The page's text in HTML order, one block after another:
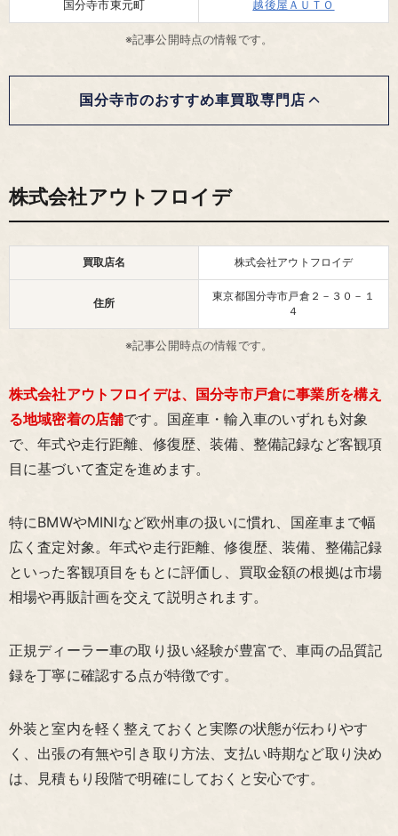
国分寺市東元町 越後屋ＡＵＴＯ
※記事公開時点の情報です。
国分寺市のおすすめ車買取専門店
株式会社アウトフロイデ
買取店名 株式会社アウトフロイデ
住所
東京都国分寺市戸倉２－３０－１
４
※記事公開時点の情報です。
株式会社アウトフロイデは、国分寺市戸倉に事業所を構え
る地域密着の店舗です。国産車・輸入車のいずれも対象
で、年式や走行距離、修復歴、装備、整備記録など客観項
目に基づいて査定を進めます。
特にBMWやMINIなど欧州車の扱いに慣れ、国産車まで幅
広く査定対象。年式や走行距離、修復歴、装備、整備記録
といった客観項目をもとに評価し、買取金額の根拠は市場
相場や再販計画を交えて説明されます。
正規ディーラー車の取り扱い経験が豊富で、車両の品質記
録を丁寧に確認する点が特徴です。
外装と室内を軽く整えておくと実際の状態が伝わりやす
く、出張の有無や引き取り方法、支払い時期など取り決め
は、見積もり段階で明確にしておくと安心です。